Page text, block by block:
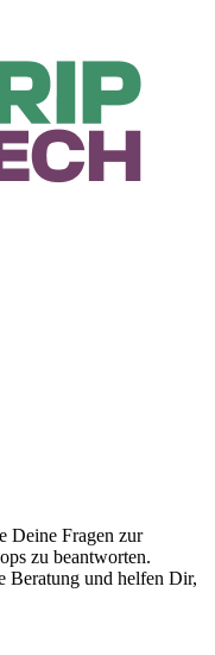
Deine Fragen zur
zu beantworten.
Beratung und helfen Dir,